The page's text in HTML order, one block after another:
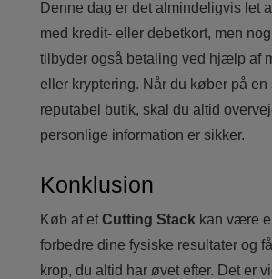
Denne dag er det almindeligvis let
med kredit- eller debetkort, men
tilbyder også betaling ved hjælp af
eller kryptering. Når du køber på en
reputabel butik, skal du altid
personlige information er sikker.
Konklusion
Køb af et Cutting Stack kan være
forbedre dine fysiske resultater og
krop, du altid har øvet efter. Det er